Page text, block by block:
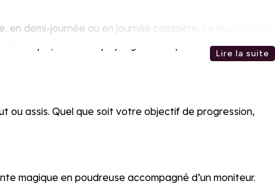
demi-journée ou en journée complète. Le matériel de
avec des paysages à couper le souffle ! (à
ou assis. Quel que soit votre objectif de progression,
magique en poudreuse accompagné d’un moniteur.
Lire la suite